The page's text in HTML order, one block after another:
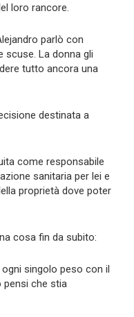
loro rancore.
parlò con
scuse. La donna gli
tutto ancora una
destinata a
come responsabile
sanitaria per lei e
proprietà dove poter
cosa fin da subito:
singolo peso con il
pensi che stia